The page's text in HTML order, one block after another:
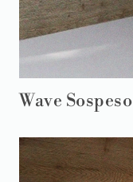
Wave Sospeso